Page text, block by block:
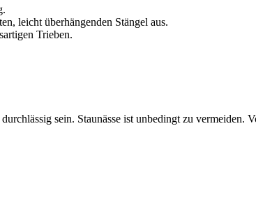
leicht überhängenden Stängel aus.
Trieben.
sein. Staunässe ist unbedingt zu vermeiden.